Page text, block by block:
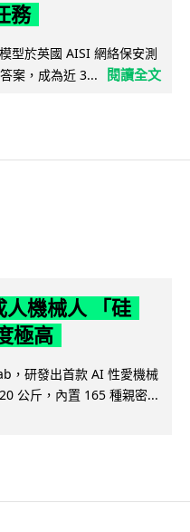
務
型於英國 AISI 網絡保安測
案，成為近 3...
閱讀全文
機械人 「硅
極高
，研發出首款 AI 性愛機械
公斤，內置 165 種親密...